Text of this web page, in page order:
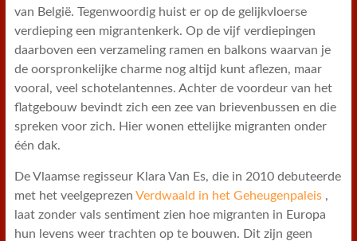
van België. Tegenwoordig huist er op de gelijkvloerse
verdieping een migrantenkerk. Op de vijf verdiepingen
daarboven een verzameling ramen en balkons waarvan je
de oorspronkelijke charme nog altijd kunt aflezen, maar
vooral, veel schotelantennes. Achter de voordeur van het
flatgebouw bevindt zich een zee van brievenbussen en die
spreken voor zich. Hier wonen ettelijke migranten onder
één dak.
De Vlaamse regisseur Klara Van Es, die in 2010 debuteerde
met het veelgeprezen Verdwaald in het Geheugenpaleis,
laat zonder vals sentiment zien hoe migranten in Europa
hun levens weer trachten op te bouwen. Dit zijn geen